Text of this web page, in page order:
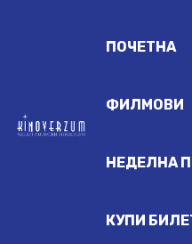
ПОЧЕТНА
ФИЛМОВИ
НЕДЕЛНА
КУПИ